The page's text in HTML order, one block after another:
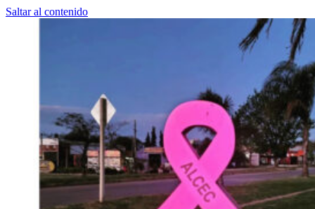
Saltar al contenido